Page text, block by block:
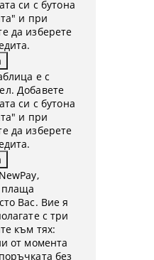
си с бутона
и при
да изберете
е с
Добавете
си с бутона
и при
да изберете
плаща
Вас. Вие я
с три
към тях:
от момента
без